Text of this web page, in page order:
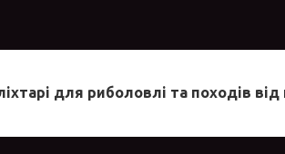
для риболовлі та походів